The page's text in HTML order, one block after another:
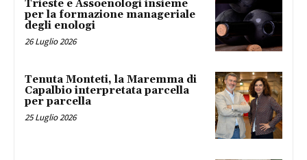
Trieste e Assoenologi insieme
per la formazione manageriale
degli enologi
26 Luglio 2026
Tenuta Monteti, la Maremma di
Capalbio interpretata parcella
per parcella
25 Luglio 2026